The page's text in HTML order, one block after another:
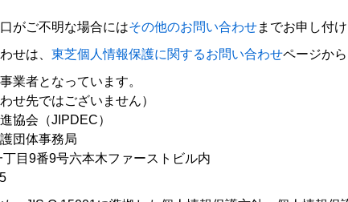
がご不明な場合にはその他のお問い合わせまでお申し付け
せは、 東芝個人情報保護に関するお問い合わせページか
業者となっています。
せ先ではございません）
協会（JIPDEC）
団体事務局
目9番9号六本木ファーストビル内